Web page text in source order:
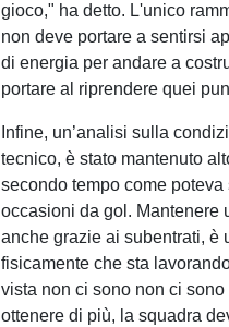
gioco," ha detto. L'unico
non deve portare a sentirsi
di energia per andare a
portare al riprendere quei
Infine, un’analisi sulla
tecnico, è stato mantenuto
secondo tempo come
occasioni da gol. Mantenere
anche grazie ai subentrati, è
fisicamente che sta
vista non ci sono non ci
ottenere di più, la squadra